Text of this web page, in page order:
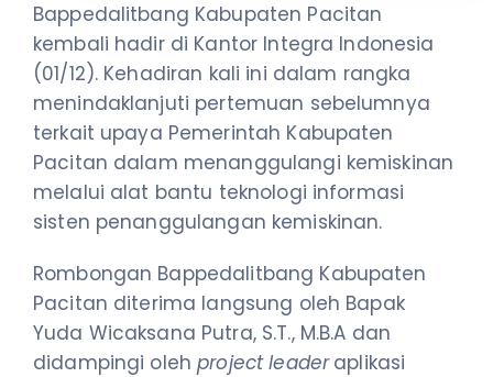
Bappedalitbang Kabupaten Pacitan
kembali hadir di Kantor Integra Indonesia
(01/12). Kehadiran kali ini dalam rangka
menindaklanjuti pertemuan sebelumnya
terkait upaya Pemerintah Kabupaten
Pacitan dalam menanggulangi kemiskinan
melalui alat bantu teknologi informasi
sisten penanggulangan kemiskinan.
Rombongan Bappedalitbang Kabupaten
Pacitan diterima langsung oleh Bapak
Yuda Wicaksana Putra, S.T., M.B.A dan
didampingi olehproject leader aplikasi